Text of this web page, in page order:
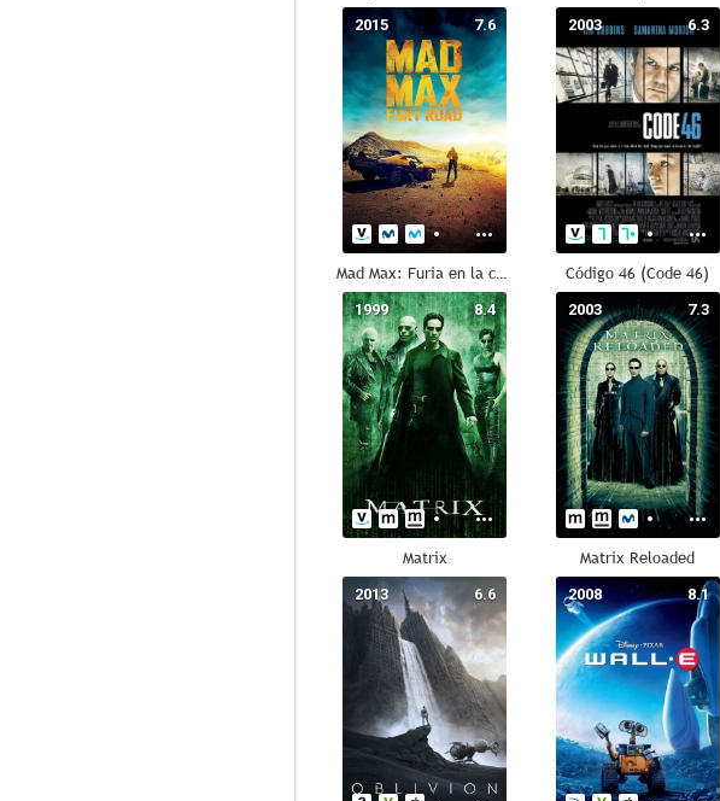
7.6
2015
Mad Max: Furia en la carretera
6.3
2003
Código 46 (Code 46)
8.4
1999
Matrix
7.3
2003
Matrix Reloaded
6.6
2013 8.1
2008